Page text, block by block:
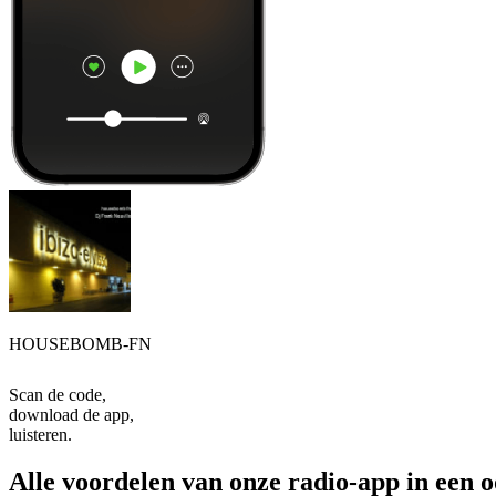
HOUSEBOMB-FN
Scan de code,
download de app,
luisteren.
Alle voordelen van onze radio-app in een